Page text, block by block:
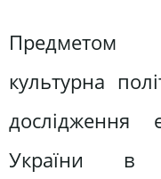
Предметом
культурна
дослідження
України в